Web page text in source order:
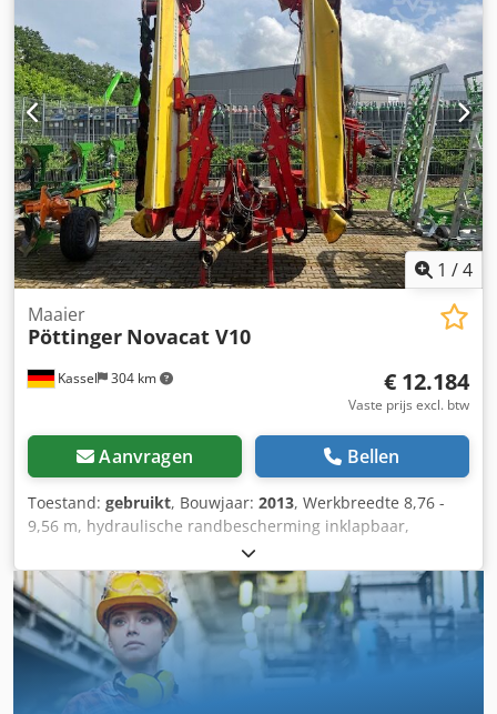
1 /4
Kassel 304 km
Maaier
Pöttinger Novacat V10
€ 12.184
Vaste prijs excl. btw
Aanvragen Bellen
Toestand: gebruikt, Bouwjaar: 2013, Werkbreedte 8,76 -
9,56 m, hydraulische randbescherming inklapbaar,
hydraulische drukregeling, snelwisselsysteem voor
messen, steunpoten, bediening via Power Control, aftakas.
Dkjdpfxot Sr R Ao Anmor